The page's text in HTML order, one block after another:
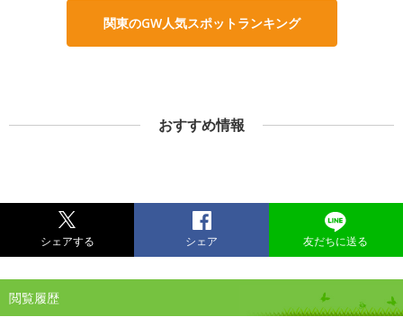
関東のGW人気スポットランキング
おすすめ情報
シェアする シェア 友だちに送る
閲覧履歴